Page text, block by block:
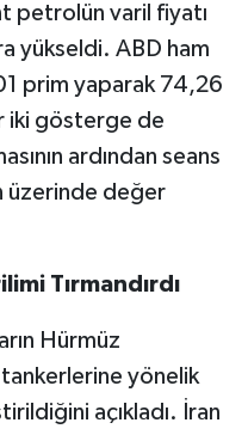
petrolün varil fiyatı
yükseldi. ABD ham
prim yaparak 74,26
iki gösterge de
ardından seans
üzerinde değer
Tırmandırdı
Hürmüz
yönelik
açıkladı. İran